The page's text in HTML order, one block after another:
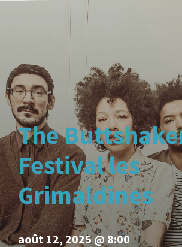
The
Festival les
Grimaldines
août 12, 2025 @ 8:00